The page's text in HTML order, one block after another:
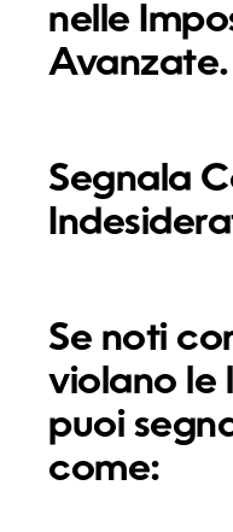
nelle
Avanzate.
Segnala
Se noti
violano le
puoi
come: